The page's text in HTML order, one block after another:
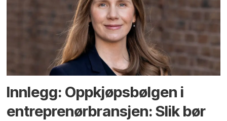
Innlegg: Oppkjøps­bølgen i
entreprenør­bransjen: Slik bør